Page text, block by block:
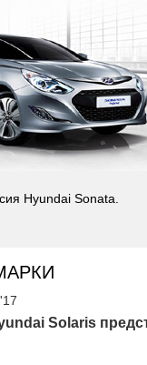
Hyundai Sonata.
Solaris